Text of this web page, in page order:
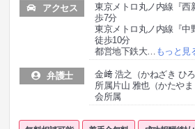
アクセス
東京メトロ丸ノ内線『西
歩7分
東京メトロ丸ノ内線『中
徒歩10分
都営地下鉄大… もっと見
弁護士
金﨑 浩之（かねざき ひ
所属片山 雅也（かたや
会所属